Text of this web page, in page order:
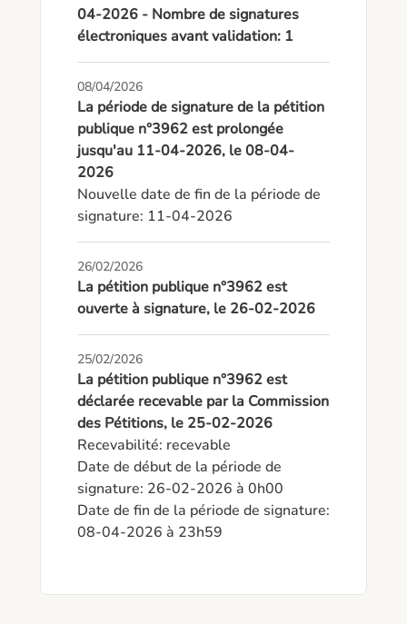
04-2026 - Nombre de signatures
électroniques avant validation: 1
08/04/2026
La période de signature de la pétition
publique n°3962 est prolongée
jusqu'au 11-04-2026, le 08-04-
2026
Nouvelle date de fin de la période de
signature: 11-04-2026
26/02/2026
La pétition publique n°3962 est
ouverte à signature, le 26-02-2026
25/02/2026
La pétition publique n°3962 est
déclarée recevable par la Commission
des Pétitions, le 25-02-2026
Recevabilité: recevable
Date de début de la période de
signature: 26-02-2026 à 0h00
Date de fin de la période de signature:
08-04-2026 à 23h59